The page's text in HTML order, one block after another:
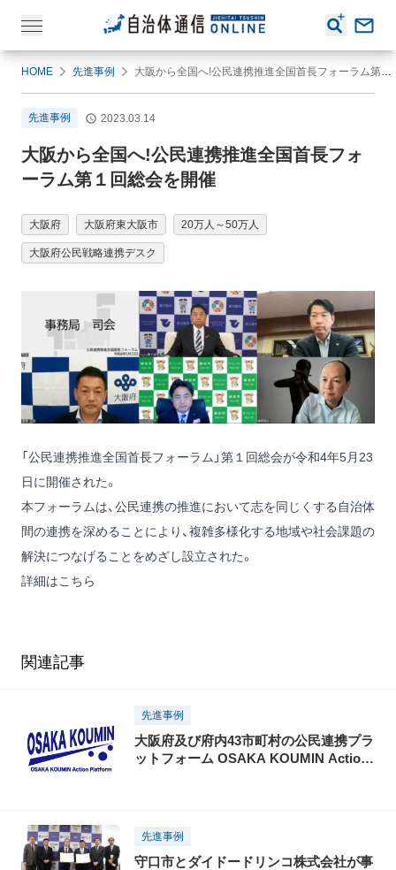
HOME 先進事例 大阪から全国へ!公民連携推進全国首長フォーラム第１回総会を開催
先進事例 2023.03.14
大阪から全国へ!公民連携推進全国首長フォ
ーラム第１回総会を開催
大阪府 大阪府東大阪市 20万人～50万人
大阪府公民戦略連携デスク
「公民連携推進全国首長フォーラム」第１回総会が令和4年5月23
日に開催された。
本フォーラムは、公民連携の推進において志を同じくする自治体
間の連携を深めることにより、複雑多様化する地域や社会課題の
解決につなげることをめざし設立された。
詳細はこちら
関連記事
先進事例
大阪府及び府内43市町村の公民連携プラ
ットフォーム OSAKA KOUMIN Action
先進事例
守口市とダイドードリンコ株式会社が事